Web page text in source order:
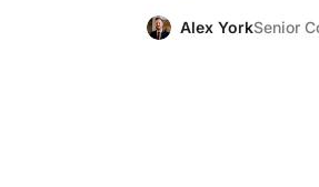
Alex YorkSenior